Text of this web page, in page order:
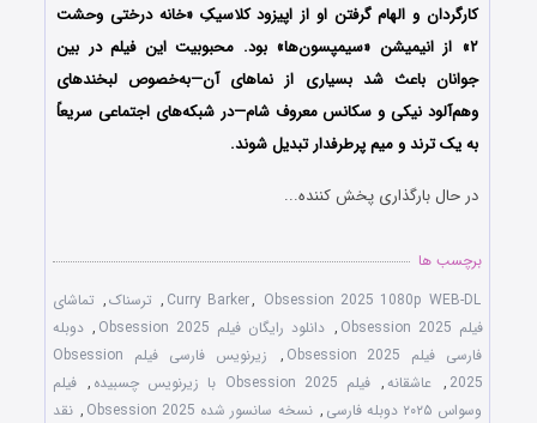
کارگردان و الهام گرفتن او از اپیزود کلاسیکِ «خانه درختی وحشت
۲» از انیمیشن «سیمپسون‌ها» بود. محبوبیت این فیلم در بین
جوانان باعث شد بسیاری از نماهای آن—به‌خصوص لبخندهای
وهم‌آلود نیکی و سکانس معروف شام—در شبکه‌های اجتماعی سریعاً
به یک ترند و میم پرطرفدار تبدیل شوند.
در حال بارگذاری پخش کننده...
برچسب ها
Curry Barker, Obsession 2025 1080p WEB-DL
, ترسناک, تماشای
فیلم Obsession 2025
, دانلود رایگان فیلم Obsession 2025 , دوبله
فارسی فیلم Obsession 2025
,
زیرنویس فارسی فیلم Obsession
2025
, عاشقانه, فیلم Obsession 2025 با زیرنویس چسبیده , فیلم
وسواس ۲۰۲۵ دوبله فارسی
, نسخه سانسور شده Obsession 2025 , نقد